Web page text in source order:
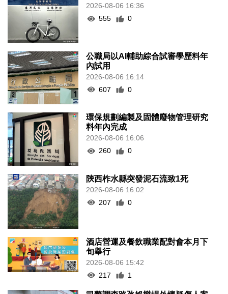
2026-08-06 16:36
555
0
公職局以AI輔助綜合試審學歷料年
內試用
2026-08-06 16:14
607
0
環保規劃編製及固體廢物管理研究
料年內完成
2026-08-06 16:06
260
0
陝西柞水縣突發泥石流致1死
2026-08-06 16:02
207
0
酒店營運及餐飲職業配對會本月下
旬舉行
2026-08-06 15:42
217
1